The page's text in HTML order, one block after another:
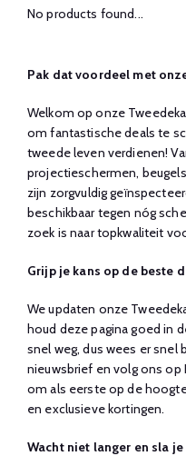
No products found...
Pak dat voordeel met
Welkom op onze
om fantastische deals te
tweede leven verdienen!
projectieschermen,
zijn zorgvuldig
beschikbaar tegen nóg
zoek is naar topkwaliteit
Grijp je kans op de beste
We updaten onze
houd deze pagina goed in
snel weg, dus wees er snel
nieuwsbrief en volg ons op
om als eerste op de
en exclusieve kortingen.
Wacht niet langer en sla